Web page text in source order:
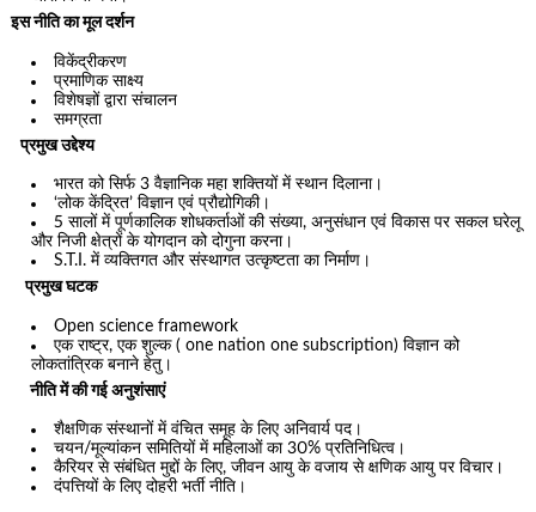
इस नीति का मूल दर्शन
विकेंद्रीकरण
प्रमाणिक साक्ष्य
विशेषज्ञों द्वारा संचालन
समग्रता
प्रमुख उद्देश्य
भारत को सिर्फ 3 वैज्ञानिक महा शक्तियों में स्थान दिलाना।
‘लोक केंद्रित’ विज्ञान एवं प्रौद्योगिकी।
5 सालों में पूर्णकालिक शोधकर्ताओं की संख्या, अनुसंधान एवं विकास पर सकल घरेलू
और निजी क्षेत्रों के योगदान को दोगुना करना।
S.T.I. में व्यक्तिगत और संस्थागत उत्कृष्टता का निर्माण।
प्रमुख घटक
Open science framework
एक राष्ट्र, एक शुल्क ( one nation one subscription) विज्ञान को
लोकतांत्रिक बनाने हेतु।
नीति में की गई अनुशंसाएं
शैक्षणिक संस्थानों में वंचित समूह के लिए अनिवार्य पद।
चयन/मूल्यांकन समितियों में महिलाओं का 30% प्रतिनिधित्व।
कैरियर से संबंधित मुद्दों के लिए, जीवन आयु के वजाय‌ से क्षणिक आयु पर विचार।
दंपत्तियों के लिए दोहरी भर्ती नीति।